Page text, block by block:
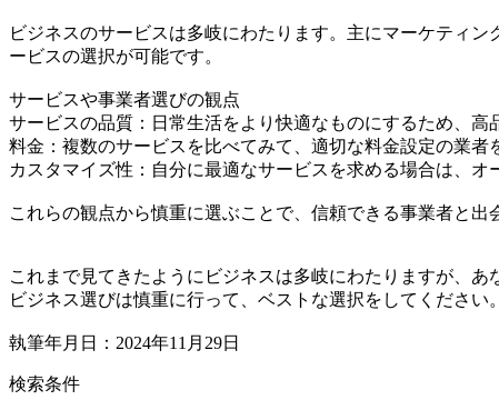
ビジネスのサービスは多岐にわたります。主にマーケティ
ービスの選択が可能です。
サービスや事業者選びの観点
サービスの品質：日常生活をより快適なものにするため、
料金：複数のサービスを比べてみて、適切な料金設定の業者
カスタマイズ性：自分に最適なサービスを求める場合は、
これらの観点から慎重に選ぶことで、信頼できる事業者と出
これまで見てきたようにビジネスは多岐にわたりますが、あ
ビジネス選びは慎重に行って、ベストな選択をしてください。
執筆年月日：2024年11月29日
検索条件